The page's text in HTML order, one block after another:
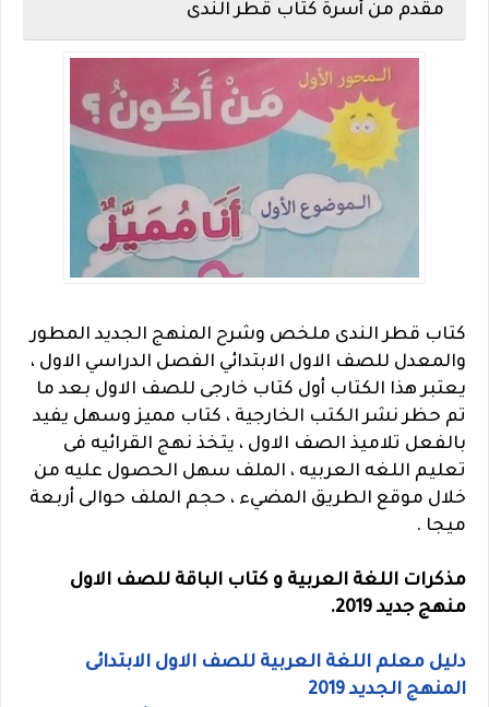
مقدم من أسرة كتاب قطر الندى
كتاب قطر الندى ملخص وشرح المنهج الجديد المطور
والمعدل للصف الاول الابتدائي الفصل الدراسي الاول ،
يعتبر هذا الكتاب أول كتاب خارجى للصف الاول بعد ما
تم حظر نشر الكتب الخارجية ، كتاب مميز وسهل يفيد
بالفعل تلاميذ الصف الاول ، يتخذ نهج القرائيه فى
تعليم اللغه العربيه ، الملف سهل الحصول عليه من
خلال موقع الطريق المضيء ، حجم الملف حوالى أربعة
ميجا .
مذكرات اللغة العربية و كتاب الباقة للصف الاول
منهج جديد 2019.
دليل معلم اللغة العربية للصف الاول الابتدائى
المنهج الجديد 2019